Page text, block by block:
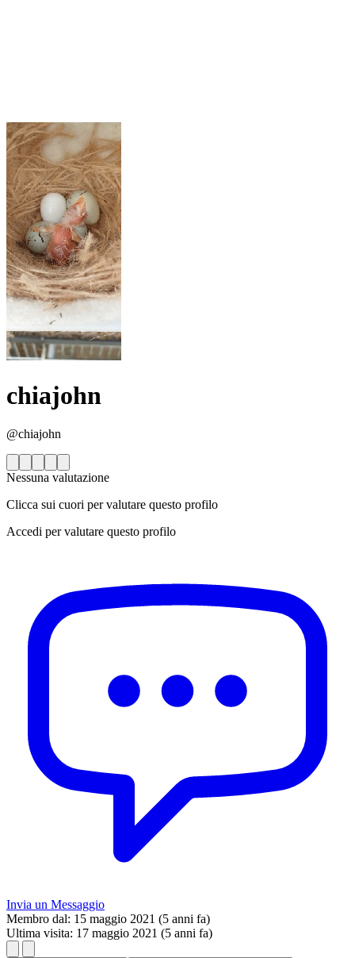
chiajohn
@chiajohn
Nessuna valutazione
Clicca sui cuori per valutare questo profilo
Accedi per valutare questo profilo
Invia un Messaggio
Membro dal: 15 maggio 2021 (5 anni fa)
Ultima visita: 17 maggio 2021 (5 anni fa)